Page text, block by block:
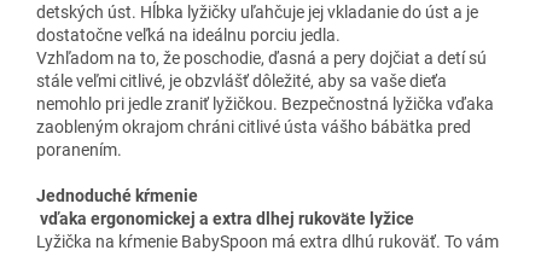
detských úst. Hĺbka lyžičky uľahčuje jej vkladanie do úst a je
dostatočne veľká na ideálnu porciu jedla.
Vzhľadom na to, že poschodie, ďasná a pery dojčiat a detí sú
stále veľmi citlivé, je obzvlášť dôležité, aby sa vaše dieťa
nemohlo pri jedle zraniť lyžičkou. Bezpečnostná lyžička vďaka
zaobleným okrajom chráni citlivé ústa vášho bábätka pred
poranením.
Jednoduché kŕmenie
vďaka ergonomickej a extra dlhej rukoväte lyžice
Lyžička na kŕmenie BabySpoon má extra dlhú rukoväť. To vám